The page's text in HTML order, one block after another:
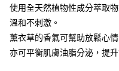
台灣樂天信用卡公司
ATM付款
運送方式
使用全天然植物性成分萃取
溫和不刺激。
薰衣草的香氣可幫助放鬆心
亦可平衡肌膚油脂分泌，提升